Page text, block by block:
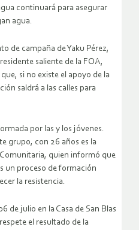
continuará para asegurar
agua.
de campaña de Yaku Pérez,
saliente de la FOA,
si no existe el apoyo de la
saldrá a las calles para
por las y los jóvenes.
grupo, con 26 años es la
quien informó que
un proceso de formación
la resistencia.
de julio en la Casa de San Blas
el resultado de la